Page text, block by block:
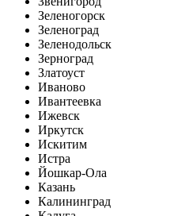
Зеленогорск
Зеленоград
Зеленодольск
Зерноград
Златоуст
Иваново
Ивантеевка
Ижевск
Иркутск
Искитим
Истра
Йошкар-Ола
Казань
Калининград